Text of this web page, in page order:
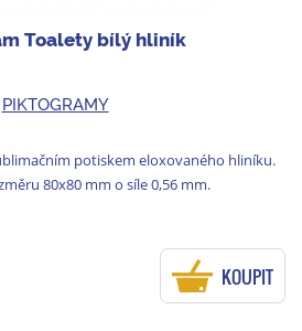
Toalety bílý hliník
PIKTOGRAMY
potiskem eloxovaného hliníku.
80x80 mm o síle 0,56 mm.
KOUPIT